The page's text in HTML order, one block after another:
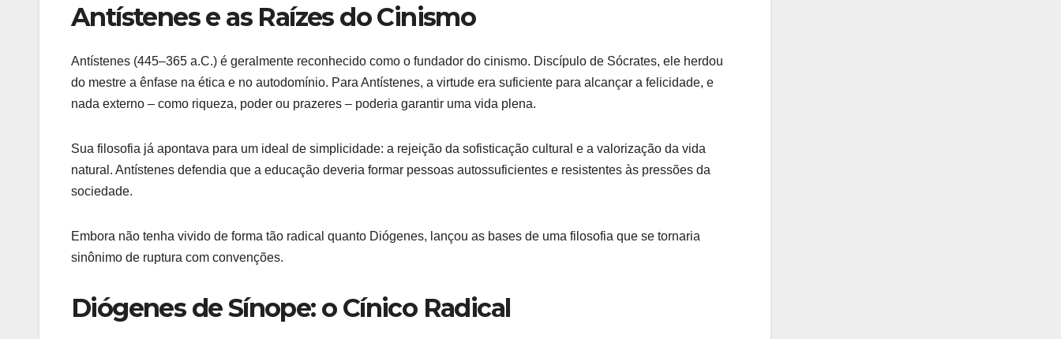
Antístenes e as Raízes do Cinismo
Antístenes (445–365 a.C.) é geralmente reconhecido como o fundador do cinismo. Discípulo de Sócrates, ele herdou
do mestre a ênfase na ética e no autodomínio. Para Antístenes, a virtude era suficiente para alcançar a felicidade, e
nada externo – como riqueza, poder ou prazeres – poderia garantir uma vida plena.
Sua filosofia já apontava para um ideal de simplicidade: a rejeição da sofisticação cultural e a valorização da vida
natural. Antístenes defendia que a educação deveria formar pessoas autossuficientes e resistentes às pressões da
sociedade.
Embora não tenha vivido de forma tão radical quanto Diógenes, lançou as bases de uma filosofia que se tornaria
sinônimo de ruptura com convenções.
Diógenes de Sínope: o Cínico Radical